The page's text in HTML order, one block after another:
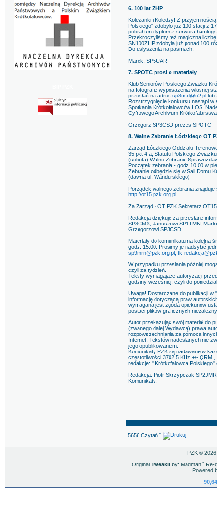
6. 100 lat ZHP
Koleżanki i Koledzy! Z
Polskiego" zdobyło już 100 stacji z
pobrał ten dyplom z serwera
Przekroczyliśmy też magiczna
SN100ZHP zdobyła już ponad 100
Do usłyszenia na pasmach.
Marek, SP5UAR
7. SPOTC prosi o materiały
Klub Seniorów Polskiego Związku
na fotografie wyposażenia własnej
przesłać na adres sp3csd@o2.pl lub
Rozstrzygnięcie konkursu nastąpi w
Spotkania Krótkofalowców ŁOŚ.
Cyfrowego Archiwum
Grzegorz SP3CSD prezes SPOTC
8. Walne Zebranie Łódzkiego OT
Zarząd Łódzkiego Oddziału
35 pkt 4 a, Statutu Polskiego
(sobota) Walne Zebranie
Początek zebrania - godz.10.00 w
Zebranie odbędzie się w Sali Domu
(dawna ul. Wandurskiego)
Porządek walnego zebrania
http://ot15.pzk.org.pl
Za Zarząd ŁOT PZK Sekretarz OT15
Redakcja dziękuje za przesłane
SP3CMX, Januszowi SP1TMN,
Grzegorzowi SP3CSD.
Materiały do komunikatu na kolejną
godz. 15:00. Prosimy je nadsyłać
sp9mrn@pzk.org.pl, tk-
W przypadku przesłania później
czyli za tydzień.
Teksty wymagające autoryzacji
godziny wcześniej, czyli do
Uwaga! Dostarczane do publikacji w
informację dotyczącą praw
wymagana jest zgoda opiekunów
postaci plików graficznych
Autor przekazując swój materiał do
(zwanego dalej Wydawcą) prawa
rozpowszechniania za pomocą
Internet. Tekstów nadesłanych nie
jego opublikowaniem.
Komunikaty PZK są nadawane w
częstotliwości 3702,5 KHz +/-
redakcje: " Krótkofalowca Polskiego"
Redakcja: Piotr Skrzypczak
Komunikaty.
5656 Czytań ˇ
PZK ©
Original TweakItby: Madman ˇRe-
Powered